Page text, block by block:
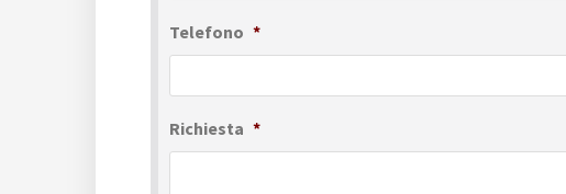
Telefono *
Richiesta *